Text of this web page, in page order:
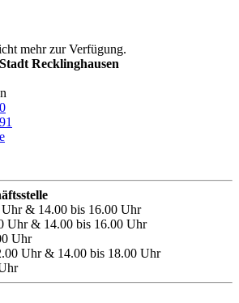
mehr zur Verfügung.
Recklinghausen
& 14.00 bis 16.00 Uhr
Uhr & 14.00 bis 16.00 Uhr
Uhr
Uhr & 14.00 bis 18.00 Uhr